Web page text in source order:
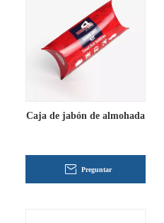
Caja de jabón de almohada
Preguntar